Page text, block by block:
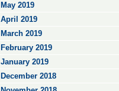
May 2019
April 2019
March 2019
February 2019
January 2019
December 2018